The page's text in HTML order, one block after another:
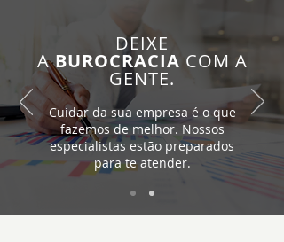
DEIXE
ABUROCRACIA COM A
GENTE.
Cuidar da sua empresa é o que
fazemos de melhor. Nossos
especialistas estão preparados
para te atender.